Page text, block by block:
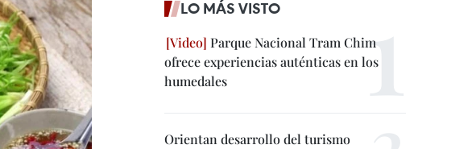
LO MÁS VISTO
Parque Nacional Tram Chim
ofrece experiencias auténticas en los
humedales
Orientan desarrollo del turismo